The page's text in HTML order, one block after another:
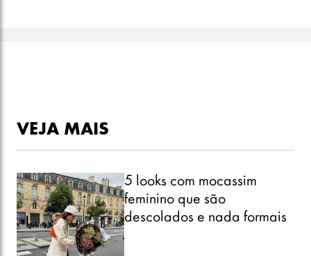
VEJA MAIS
5 looks com mocassim
feminino que são
descolados e nada formais